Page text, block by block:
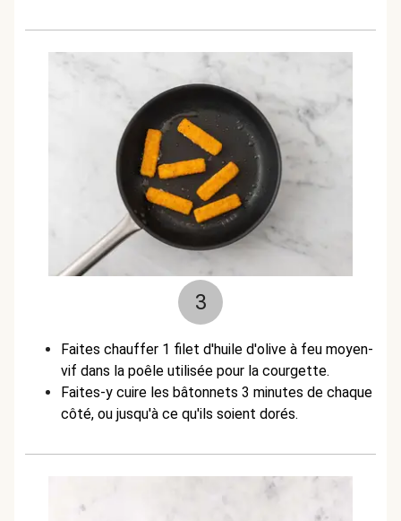
3
Faites chauffer 1 filet d'huile d'olive à feu moyen-
vif dans la poêle utilisée pour la courgette.
Faites-y cuire les bâtonnets 3 minutes de chaque
côté, ou jusqu'à ce qu'ils soient dorés.